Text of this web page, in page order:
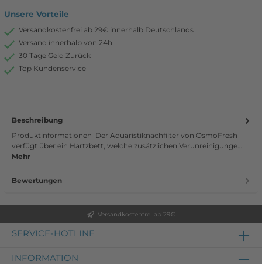
Unsere Vorteile
Versandkostenfrei ab 29€ innerhalb Deutschlands
Versand innerhalb von 24h
30 Tage Geld Zurück
Top Kundenservice
Beschreibung
Produktinformationen Der Aquaristiknachfilter von OsmoFresh
verfügt über ein Hartzbett, welche zusätzlichen Verunreinigunge…
Mehr
Bewertungen
Versandkostenfrei ab 29€
SERVICE-HOTLINE
INFORMATION